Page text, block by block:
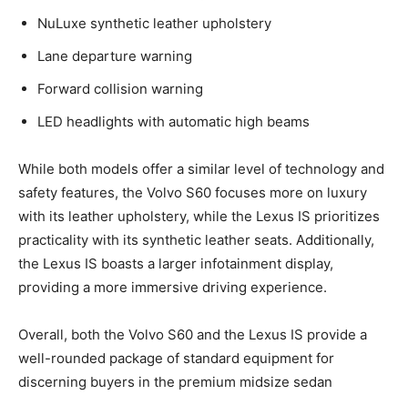
NuLuxe ⁤synthetic leather⁣ upholstery
Lane departure ⁤warning
Forward collision warning
LED headlights⁣ with automatic high beams
While both models offer a similar level of technology and
safety features, the Volvo⁢ S60 ‌focuses more ‌on luxury⁤
with⁢ its leather upholstery, while‌ the Lexus IS prioritizes
practicality with its ‍synthetic leather seats. ​Additionally,
⁣the Lexus IS boasts a larger ‌infotainment display,
providing a ‍more ⁢immersive driving experience.
Overall, ​both the Volvo⁣ S60 ⁢and the Lexus​ IS provide a
well-rounded package ⁢of standard equipment for⁣
discerning buyers in​ the premium ‌midsize sedan​